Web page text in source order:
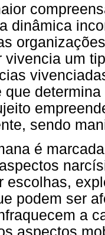
dinâmica
vivencia um
que
sendo
é
escolhas,
podem ser
a
aspectos